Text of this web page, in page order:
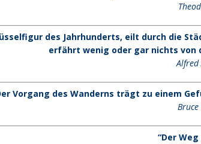
des Jahrhunderts, eilt durch die
erfährt wenig oder gar nichts von
Alfred
Vorgang des Wanderns trägt zu einem
“Der